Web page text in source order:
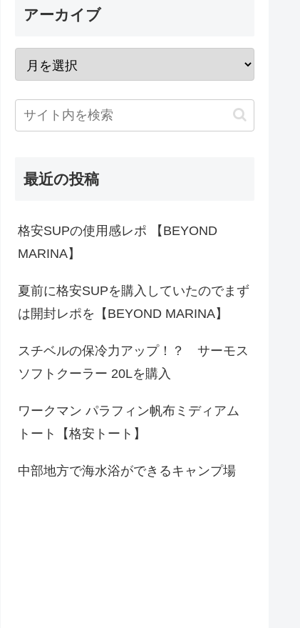
アーカイブ
最近の投稿
格安SUPの使用感レポ 【BEYOND
MARINA】
夏前に格安SUPを購入していたのでまず
は開封レポを【BEYOND MARINA】
スチベルの保冷力アップ！？ サーモス
ソフトクーラー 20Lを購入
ワークマン パラフィン帆布ミディアム
トート【格安トート】
中部地方で海水浴ができるキャンプ場